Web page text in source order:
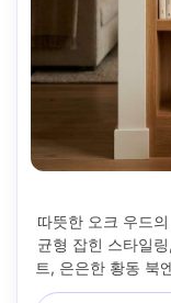
따뜻한 오크 우드
균형 잡힌 스타일
트, 은은한 황동 북
배경, 캐논 R5